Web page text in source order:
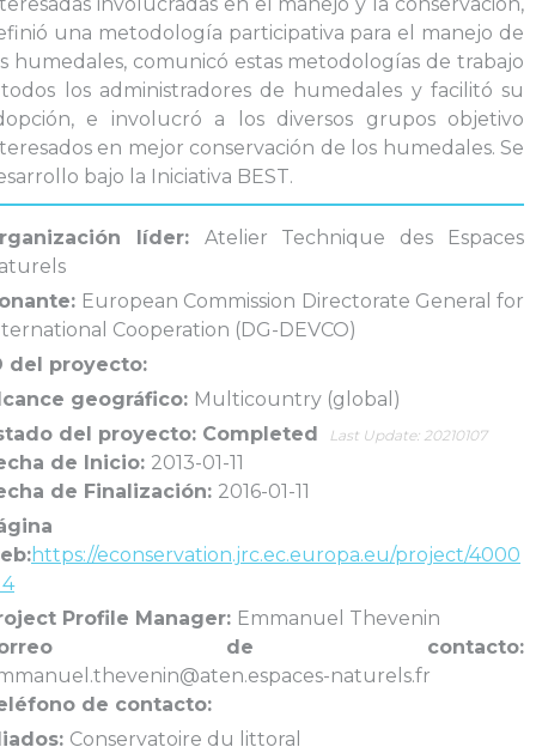
una metodología participativa para el manejo de
humedales, comunicó estas metodologías de trabajo
los administradores de humedales y facilitó su
e involucró a los diversos grupos objetivo
​​en mejor conservación de los humedales. Se
bajo la Iniciativa BEST.
líder: Atelier Technique des Espaces
European Commission Directorate General for
Cooperation (DG-DEVCO)
del proyecto:
geográfico: Multicountry (global)
del proyecto: Completed Last Update: 20210107
de Inicio: 2013-01-11
de Finalización: 2016-01-11
https://econservation.jrc.ec.europa.eu/project/4000
Profile Manager: Emmanuel Thevenin
de contacto:
naturels.fr
de contacto:
Conservatoire du littoral